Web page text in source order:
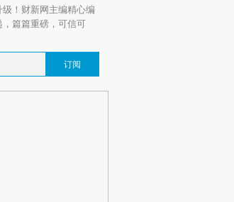
！财新网主编精心编
篇篇重磅，可信可
订阅